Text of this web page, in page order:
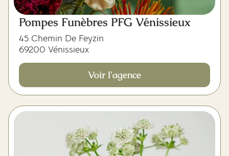
Pompes Funèbres PFG Vénissieux
45 Chemin De Feyzin
69200 Vénissieux
Voir l'agence